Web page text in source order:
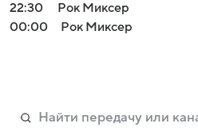
22:30
Рок Миксер
00:00
Рок Миксер